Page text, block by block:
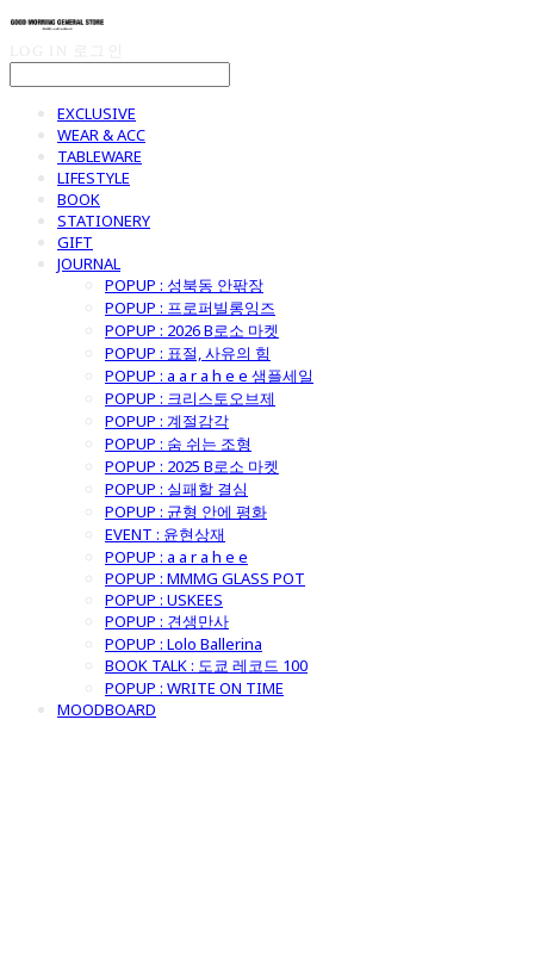
EXCLUSIVE
WEAR & ACC
TABLEWARE
LIFESTYLE
BOOK
STATIONERY
GIFT
JOURNAL
POPUP : 성북동 안팎장
POPUP : 프로퍼빌롱잉즈
POPUP : 2026 B로소 마켓
POPUP : 표절, 사유의 힘
POPUP : a a r a h e e 샘플세일
POPUP : 크리스토오브제
POPUP : 계절감각
POPUP : 숨 쉬는 조형
POPUP : 2025 B로소 마켓
POPUP : 실패할 결심
POPUP : 균형 안에 평화
EVENT : 윤현상재
POPUP : a a r a h e e
POPUP : MMMG GLASS POT
POPUP : USKEES
POPUP : 견생만사
POPUP : Lolo Ballerina
BOOK TALK : 도쿄 레코드 100
POPUP : WRITE ON TIME
MOODBOARD